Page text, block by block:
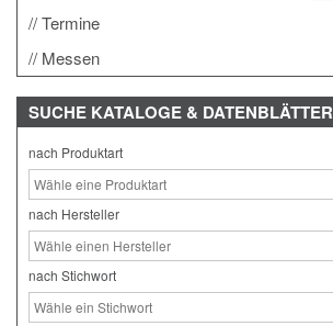
Termine
Messen
SUCHE KATALOGE & DATENBLÄTTER
nach Produktart
nach Hersteller
nach Stichwort